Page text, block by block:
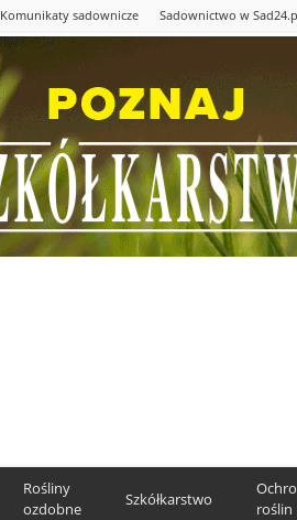
Komunikaty sadownicze Sadownictwo w
Rośliny
ozdobne
Szkółkarstwo
roślin